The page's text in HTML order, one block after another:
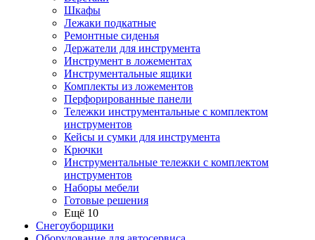
Шкафы
Лежаки подкатные
Ремонтные сиденья
Держатели для инструмента
Инструмент в ложементах
Инструментальные ящики
Комплекты из ложементов
Перфорированные панели
Тележки инструментальные с комплектом
инструментов
Кейсы и сумки для инструмента
Крючки
Инструментальные тележки с комплектом
инструментов
Наборы мебели
Готовые решения
Ещё 10
Снегоуборщики